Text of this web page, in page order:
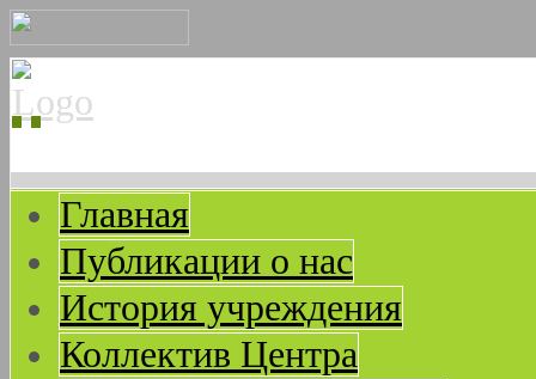
Главная
Публикации о нас
История учреждения
Коллектив Центра